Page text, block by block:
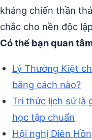
kháng chiến thần
chắc cho nền độc
Có thể bạn quan
Lý Thường Kiệt
bằng cách nào?
Tri thức lịch sử là
học tập chuẩn
Hội nghị Diên